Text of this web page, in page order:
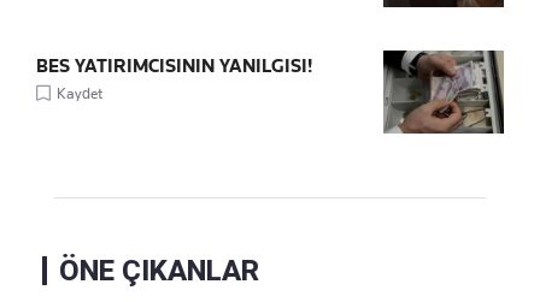
BES YATIRIMCISININ YANILGISI!
Kaydet
ÖNE ÇIKANLAR